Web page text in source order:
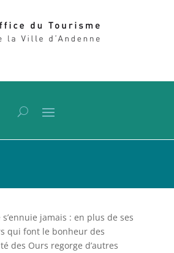
jamais : en plus de ses
qui font le bonheur des
des Ours regorge d’autres